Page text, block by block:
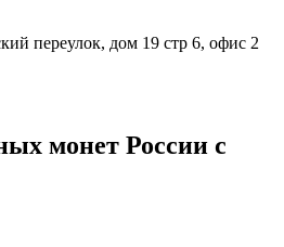
переулок, дом 19 стр 6, офис 2
монет России с